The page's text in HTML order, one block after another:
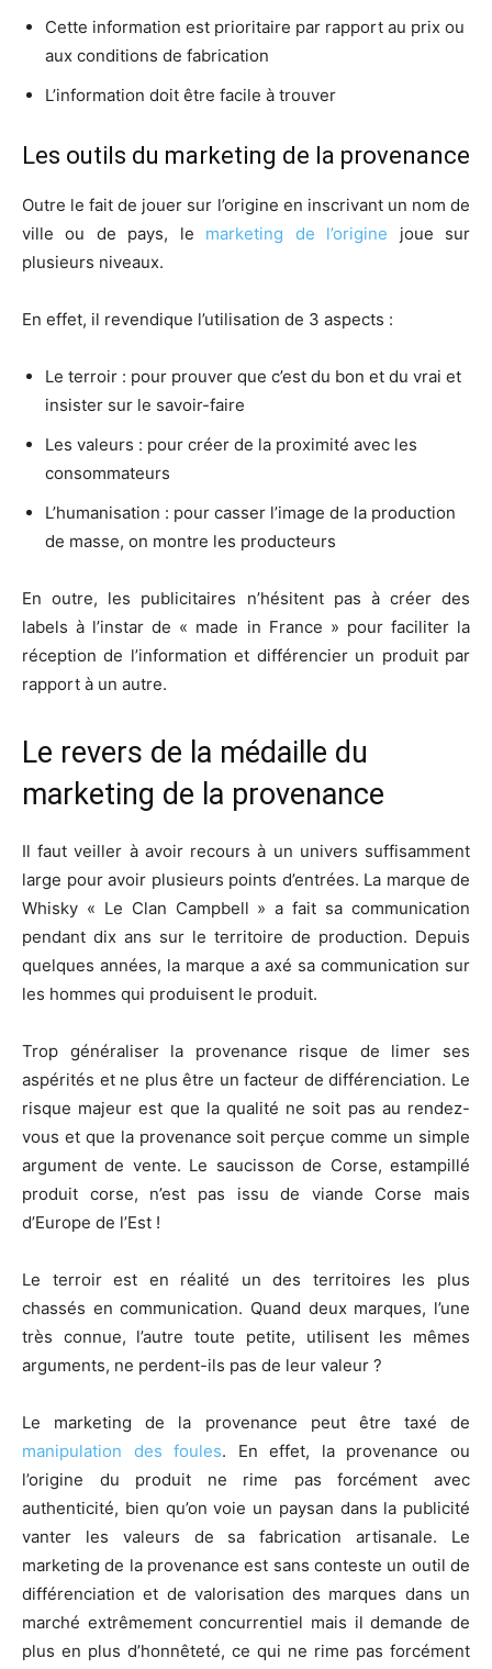
Cette information est prioritaire par rapport au prix ou
aux conditions de fabrication
L’information doit être facile à trouver
Les outils du marketing de la provenance
Outre le fait de jouer sur l’origine en inscrivant un nom de
ville ou de pays, le marketing de l’origine joue sur
plusieurs niveaux.
En effet, il revendique l’utilisation de 3 aspects :
Le terroir : pour prouver que c’est du bon et du vrai et
insister sur le savoir-faire
Les valeurs : pour créer de la proximité avec les
consommateurs
L’humanisation : pour casser l’image de la production
de masse, on montre les producteurs
En outre, les publicitaires n’hésitent pas à créer des
labels à l’instar de « made in France » pour faciliter la
réception de l’information et différencier un produit par
rapport à un autre.
Le revers de la médaille du
marketing de la provenance
Il faut veiller à avoir recours à un univers suffisamment
large pour avoir plusieurs points d’entrées. La marque de
Whisky « Le Clan Campbell » a fait sa communication
pendant dix ans sur le territoire de production. Depuis
quelques années, la marque a axé sa communication sur
les hommes qui produisent le produit.
Trop généraliser la provenance risque de limer ses
aspérités et ne plus être un facteur de différenciation. Le
risque majeur est que la qualité ne soit pas au rendez-
vous et que la provenance soit perçue comme un simple
argument de vente. Le saucisson de Corse, estampillé
produit corse, n’est pas issu de viande Corse mais
d’Europe de l’Est !
Le terroir est en réalité un des territoires les plus
chassés en communication. Quand deux marques, l’une
très connue, l’autre toute petite, utilisent les mêmes
arguments, ne perdent-ils pas de leur valeur ?
Le marketing de la provenance peut être taxé de
manipulation des foules. En effet, la provenance ou
l’origine du produit ne rime pas forcément avec
authenticité, bien qu’on voie un paysan dans la publicité
vanter les valeurs de sa fabrication artisanale. Le
marketing de la provenance est sans conteste un outil de
différenciation et de valorisation des marques dans un
marché extrêmement concurrentiel mais il demande de
plus en plus d’honnêteté, ce qui ne rime pas forcément